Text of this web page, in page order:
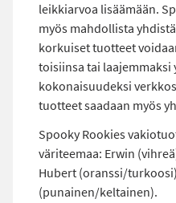
leikkiarvoa lisäämään.
myös mahdollista
korkuiset tuotteet
toisiinsa tai laajemmaksi
kokonaisuudeksi
tuotteet saadaan myös
Spooky Rookies
väriteemaa: Erwin
Hubert (oranssi/
(punainen/keltainen).